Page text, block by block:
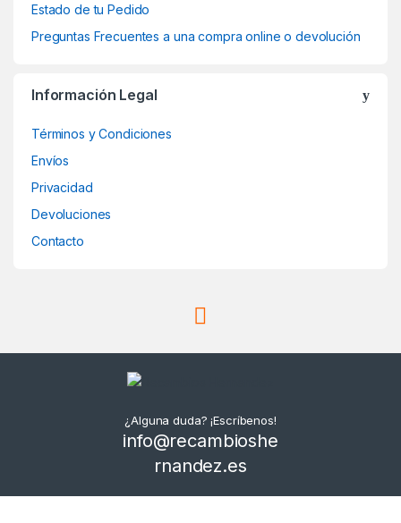
Estado de tu Pedido
Preguntas Frecuentes a una compra online o devolución
Información Legal
Términos y Condiciones
Envíos
Privacidad
Devoluciones
Contacto
¿Alguna duda? ¡Escríbenos!
info@recambioshe
rnandez.es